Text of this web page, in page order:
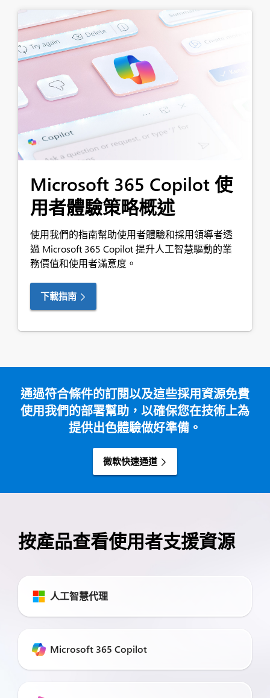
Microsoft 365 Copilot 使
用者體驗策略概述
使用我們的指南幫助使用者體驗和採用領導者透
過 Microsoft 365 Copilot 提升人工智慧驅動的業
務價值和使用者滿意度。
下載指南
通過符合條件的訂閱以及這些採用資源免費
使用我們的部署幫助，以確保您在技術上為
提供出色體驗做好準備。
微軟快速通道
按產品查看使用者支援資源
人工智慧代理
Microsoft 365 Copilot